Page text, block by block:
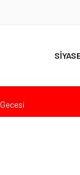
Sert Eleştiri: